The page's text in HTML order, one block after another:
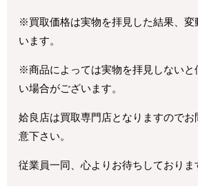
※買取価格は実物を拝見した結果、変
います。
※商品によっては実物を拝見しないと
い場合がございます。
姶良店は買取専門店となりますのでお
意下さい。
従業員一同、心よりお待ちしておりま